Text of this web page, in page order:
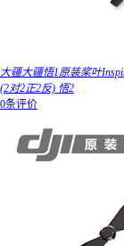
大疆大疆悟1原装桨叶
(2对2正2反) 悟2
0条评价